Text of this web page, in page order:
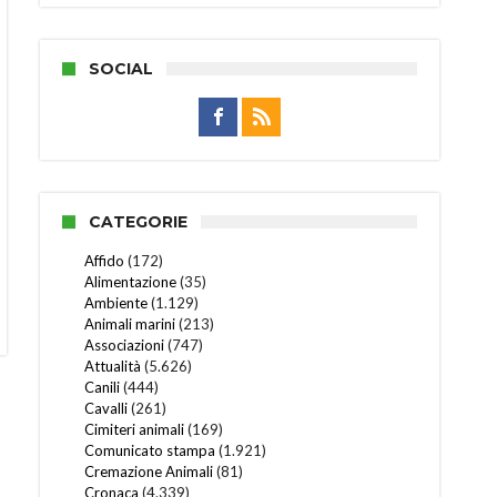
SOCIAL
CATEGORIE
Affido (172)
Alimentazione(35)
Ambiente(1.129)
Animali marini(213)
Associazioni(747)
Attualità (5.626)
Canili(444)
Cavalli(261)
Cimiteri animali(169)
Comunicato stampa (1.921)
Cremazione Animali(81)
Cronaca (4.339)